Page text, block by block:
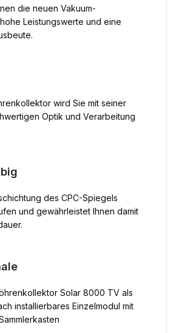
die neuen Vakuum-
Leistungswerte und eine
wird Sie mit seiner
Optik und Verarbeitung
des CPC-Spiegels
und gewährleistet Ihnen damit
Solar 8000 TV als
installierbares Einzelmodul mit